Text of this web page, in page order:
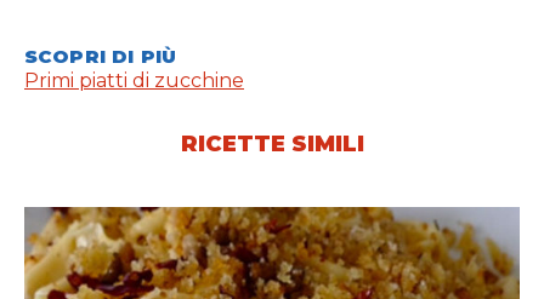
SCOPRI DI PIÙ
Primi piatti di zucchine
RICETTE SIMILI